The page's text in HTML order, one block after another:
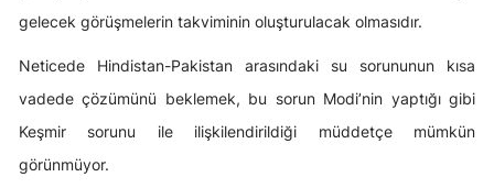
gelecek görüşmelerin takviminin oluşturulacak olmasıdır.
Neticede Hindistan-Pakistan arasındaki su sorununun kısa
vadede çözümünü beklemek, bu sorun Modi’nin yaptığı gibi
Keşmir sorunu ile ilişkilendirildiği müddetçe mümkün
görünmüyor.